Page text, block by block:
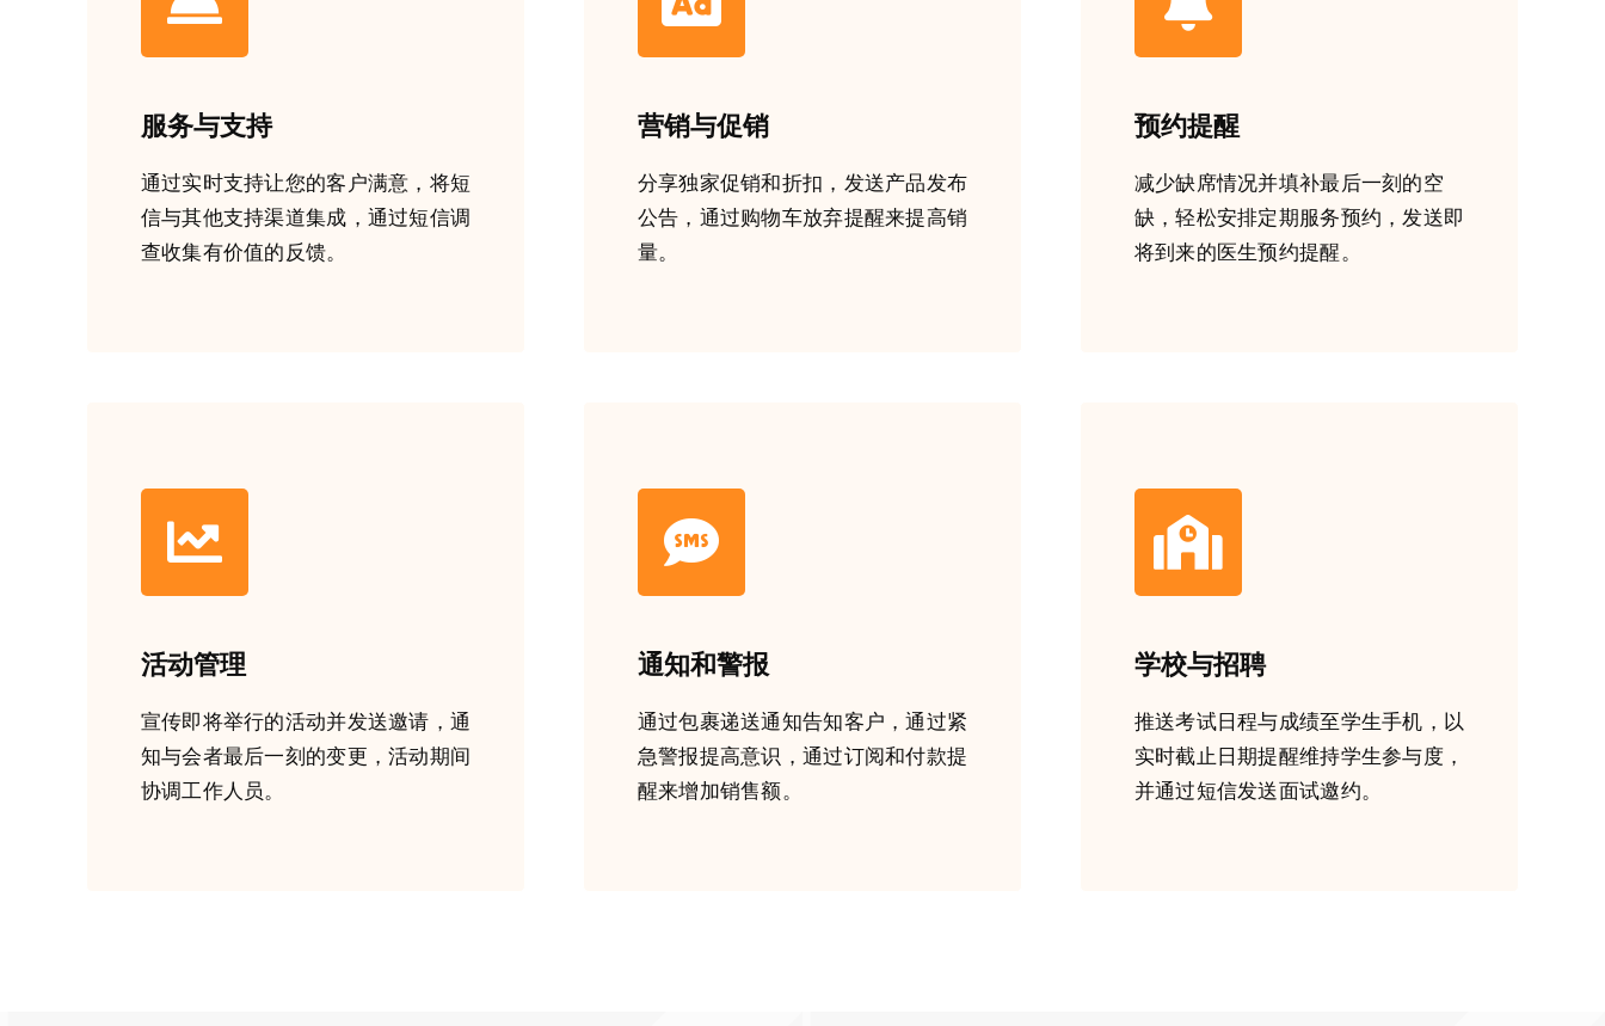
服务与支持
通过实时支持让您的客户满意，将短
信与其他支持渠道集成，通过短信调
查收集有价值的反馈。
营销与促销
分享独家促销和折扣，发送产品发布
公告，通过购物车放弃提醒来提高销
量。
预约提醒
减少缺席情况并填补最后一刻的空
缺，轻松安排定期服务预约，发送即
将到来的医生预约提醒。
活动管理
宣传即将举行的活动并发送邀请，通
知与会者最后一刻的变更，活动期间
协调工作人员。
通知和警报
通过包裹递送通知告知客户，通过紧
急警报提高意识，通过订阅和付款提
醒来增加销售额。
学校与招聘
推送考试日程与成绩至学生手机，以
实时截止日期提醒维持学生参与度，
并通过短信发送面试邀约。